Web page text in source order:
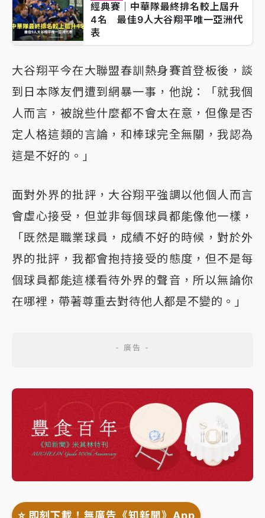
經典賽｜中華隊最終排名較上屆升
4名 最佳9人大谷翔平唯一亞洲代
表
大谷翔平今在大聯盟春訓熱身賽首登板後，談
到日本隊友們遭到網暴一事，他說：「就我個
人而言，被說些什麼都不會太在意，但像是否
定人格這類的言論，和棒球完全無關，我認為
這是不好的。」
面對外界的批評，大谷翔平強調以他個人而言
會虛心接受，但並非每個球員都能像他一樣，
「既然是職業球員，成績不好的時候，對於外
界的批評，我都會抱持接受的態度，但不是每
個球員都能這樣看待外界的聲音，所以無論你
在哪裡，帶著尊重去對待他人都是不變的。」